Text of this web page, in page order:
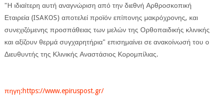
"Η ιδιαίτερη αυτή αναγνώριση από την διεθνή Αρθροσκοπική
Εταιρεία (ISAKOS) αποτελεί προϊόν επίπονης μακρόχρονης, και
συνεχιζόμενης προσπάθειας των μελών της Ορθοπαιδικής κλινικής
και αξίζουν θερμά συγχαρητήρια" επισημαίνει σε ανακοίνωσή του ο
Διευθυντής της Κλινικής Αναστάσιος Κορομπίλιας.
πηγη:https://www.epiruspost.gr/